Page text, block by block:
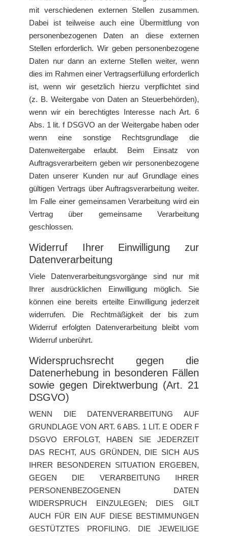
mit verschiedenen externen Stellen zusammen.
Dabei ist teilweise auch eine Übermittlung von
personenbezogenen Daten an diese externen
Stellen erforderlich. Wir geben personenbezogene
Daten nur dann an externe Stellen weiter, wenn
dies im Rahmen einer Vertragserfüllung erforderlich
ist, wenn wir gesetzlich hierzu verpflichtet sind
(z. B. Weitergabe von Daten an Steuerbehörden),
wenn wir ein berechtigtes Interesse nach Art. 6
Abs. 1 lit. f DSGVO an der Weitergabe haben oder
wenn eine sonstige Rechtsgrundlage die
Datenweitergabe erlaubt. Beim Einsatz von
Auftragsverarbeitern geben wir personenbezogene
Daten unserer Kunden nur auf Grundlage eines
gültigen Vertrags über Auftragsverarbeitung weiter.
Im Falle einer gemeinsamen Verarbeitung wird ein
Vertrag über gemeinsame Verarbeitung
geschlossen.
Widerruf Ihrer Einwilligung zur
Datenverarbeitung
Viele Datenverarbeitungsvorgänge sind nur mit
Ihrer ausdrücklichen Einwilligung möglich. Sie
können eine bereits erteilte Einwilligung jederzeit
widerrufen. Die Rechtmäßigkeit der bis zum
Widerruf erfolgten Datenverarbeitung bleibt vom
Widerruf unberührt.
Widerspruchsrecht gegen die
Datenerhebung in besonderen Fällen
sowie gegen Direktwerbung (Art. 21
DSGVO)
WENN DIE DATENVERARBEITUNG AUF
GRUNDLAGE VON ART. 6 ABS. 1 LIT. E ODER F
DSGVO ERFOLGT, HABEN SIE JEDERZEIT
DAS RECHT, AUS GRÜNDEN, DIE SICH AUS
IHRER BESONDEREN SITUATION ERGEBEN,
GEGEN DIE VERARBEITUNG IHRER
PERSONENBEZOGENEN DATEN
WIDERSPRUCH EINZULEGEN; DIES GILT
AUCH FÜR EIN AUF DIESE BESTIMMUNGEN
GESTÜTZTES PROFILING. DIE JEWEILIGE